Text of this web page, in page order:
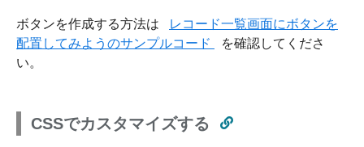
ボタンを作成する方法は
レコード一覧画面にボタンを
配置してみようのサンプルコード
を確認してくださ
い。
CSSでカスタマイズする